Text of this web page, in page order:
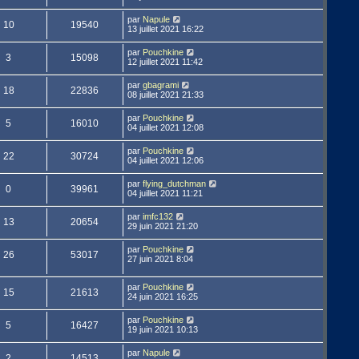
10 19540 par Napule
13 juillet 2021 16:22
3 15098 par Pouchkine
12 juillet 2021 11:42
18 22836 par gbagrami
08 juillet 2021 21:33
5 16010 par Pouchkine
04 juillet 2021 12:08
22 30724 par Pouchkine
04 juillet 2021 12:06
0 39961 par flying_dutchman
04 juillet 2021 11:21
13 20654 par imfc132
29 juin 2021 21:20
26 53017 par Pouchkine
27 juin 2021 8:04
15 21613 par Pouchkine
24 juin 2021 16:25
5 16427 par Pouchkine
19 juin 2021 10:13
par Napule